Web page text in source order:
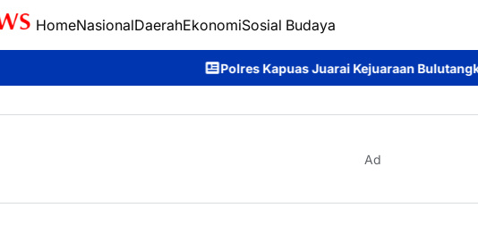
HomeNasionalDaerahEkonomiSosial Budaya
Polres Kapuas Juarai Kejuaraan Bulutangkis Kapolda Kalteng Cup 2026:
Ad